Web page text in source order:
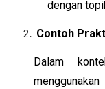
dengan
Contoh
Dalam